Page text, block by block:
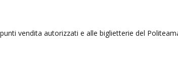
vendita autorizzati e alle biglietterie del